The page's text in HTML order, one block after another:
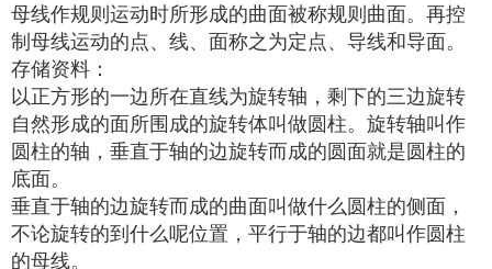
母线作规则运动时所形成的曲面被称规则曲面。再控
制母线运动的点、线、面称之为定点、导线和导面。
存储资料：
以正方形的一边所在直线为旋转轴，剩下的三边旋转
自然形成的面所围成的旋转体叫做圆柱。旋转轴叫作
圆柱的轴，垂直于轴的边旋转而成的圆面就是圆柱的
底面。
垂直于轴的边旋转而成的曲面叫做什么圆柱的侧面，
不论旋转的到什么呢位置，平行于轴的边都叫作圆柱
的母线。